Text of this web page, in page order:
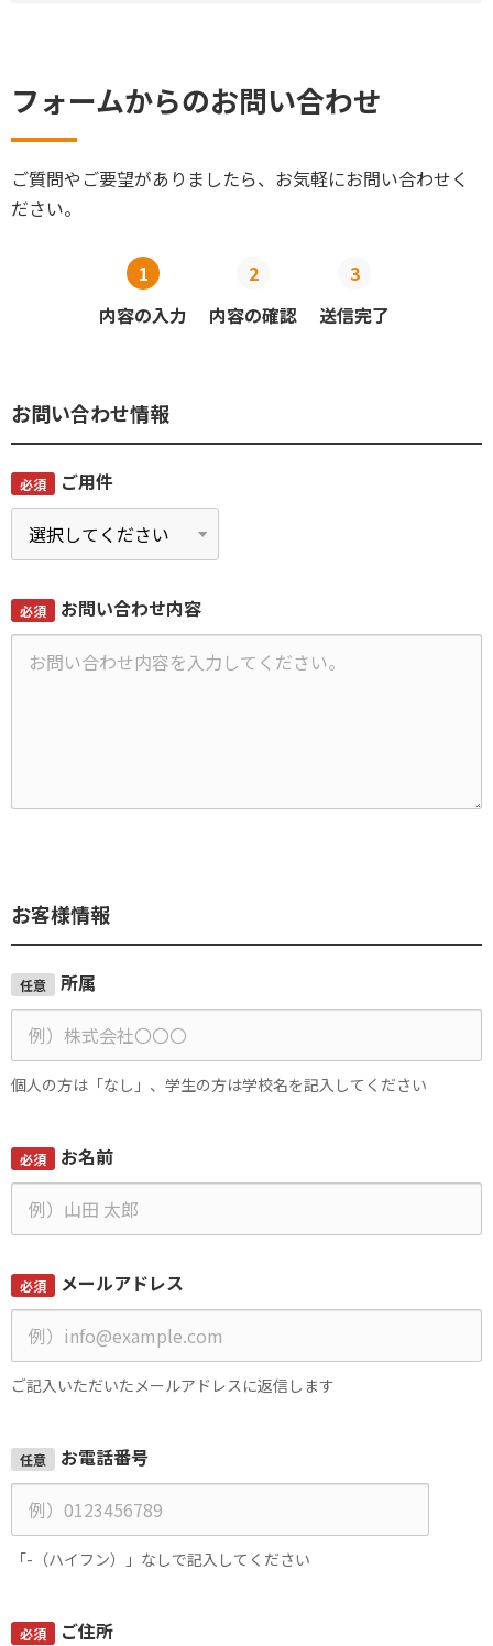
フォームからのお問い合わせ
ご質問やご要望がありましたら、お気軽にお問い合わせく
ださい。
内容の入力 内容の確認 送信完了
お問い合わせ情報
必須 ご用件
必須 お問い合わせ内容
お客様情報
任意 所属
個人の方は「なし」、学生の方は学校名を記入してください
必須 お名前
必須 メールアドレス
ご記入いただいたメールアドレスに返信します
任意 お電話番号
「-（ハイフン）」なしで記入してください
必須
ご住所